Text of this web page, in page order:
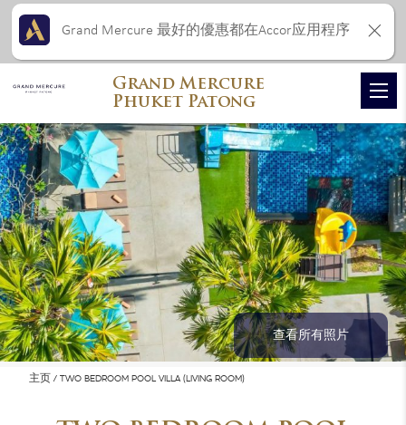
查看所有照片
主页 TWO BEDROOM POOL VILLA (LIVING ROOM)
Grand Mercure
Phuket Patong
Grand Mercure 最好的優惠都在Accor应用程序